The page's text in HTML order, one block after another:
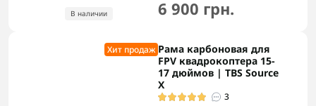
В наличии 6 900 грн.
Хит продаж Рама карбоновая для
FPV квадрокоптера 15-
17 дюймов | TBS Source
X
3